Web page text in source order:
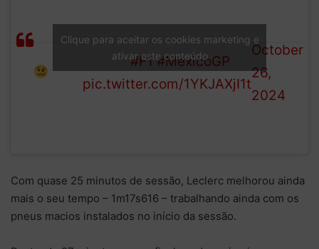
gets in
a spin
join with the aid of the
run-off.#F1 #MexicoGP
pic.twitter.com/1YKJAXjI1t
1 (@F1)
October
26,
2024
Clique para aceitar os cookies marketing e
ativar este conteúdo
Com quase 25 minutos de sessão, Leclerc melhorou ainda
mais o seu tempo – 1m17s616 – trabalhando ainda com os
pneus macios instalados no início da sessão.